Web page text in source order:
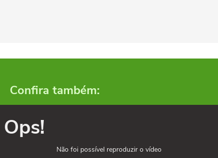
Confira também:
Ops!
Não foi possível reproduzir o vídeo